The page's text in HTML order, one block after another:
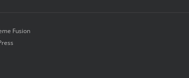
Fusion